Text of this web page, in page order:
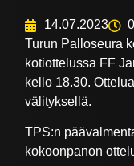
14.07.2023
Turun Palloseura
kotiottelussa FF
kello 18.30.
välityksellä.
TPS:n
kokoonpanon